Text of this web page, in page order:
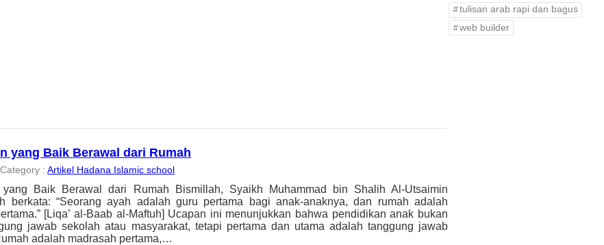
yang Baik Berawal dari Rumah
Category :Artikel Hadana Islamic school
yang Baik Berawal dari Rumah Bismillah, Syaikh Muhammad bin Shalih Al-Utsaimin
berkata: “Seorang ayah adalah guru pertama bagi anak-anaknya, dan rumah adalah
[Liqa’ al-Baab al-Maftuh] Ucapan ini menunjukkan bahwa pendidikan anak bukan
jawab sekolah atau masyarakat, tetapi pertama dan utama adalah tanggung jawab
adalah madrasah pertama,…
tulisan arab rapi dan bagus
web builder